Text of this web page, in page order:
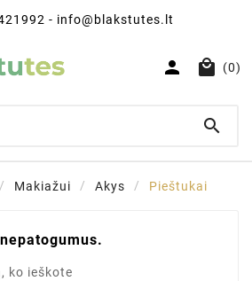
- info@blakstutes.lt
  (0)

Makiažui Akys Pieštukai
ko ieškote